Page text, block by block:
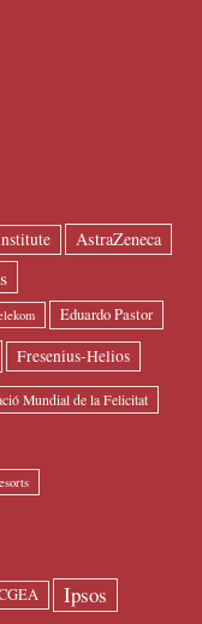
AstraZeneca
Eduardo Pastor
Fresenius-Helios
Mundial de la Felicitat
Ipsos